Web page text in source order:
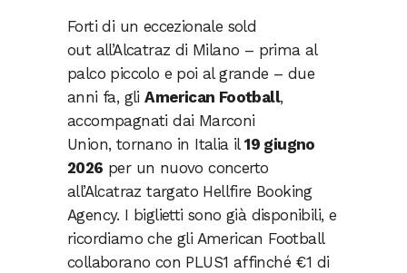
Forti di un eccezionale sold
out all’Alcatraz di Milano – prima al
palco piccolo e poi al grande – due
anni fa, gliAmerican Football,
accompagnati dai Marconi
Union, tornano in Italia il19 giugno
2026 per un nuovo concerto
all’Alcatraz targato Hellfire Booking
Agency. I biglietti sono già disponibili, e
ricordiamo che gli American Football
collaborano con PLUS1 affinché €1 di